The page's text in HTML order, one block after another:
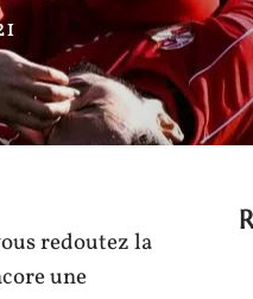
redoutez la
une